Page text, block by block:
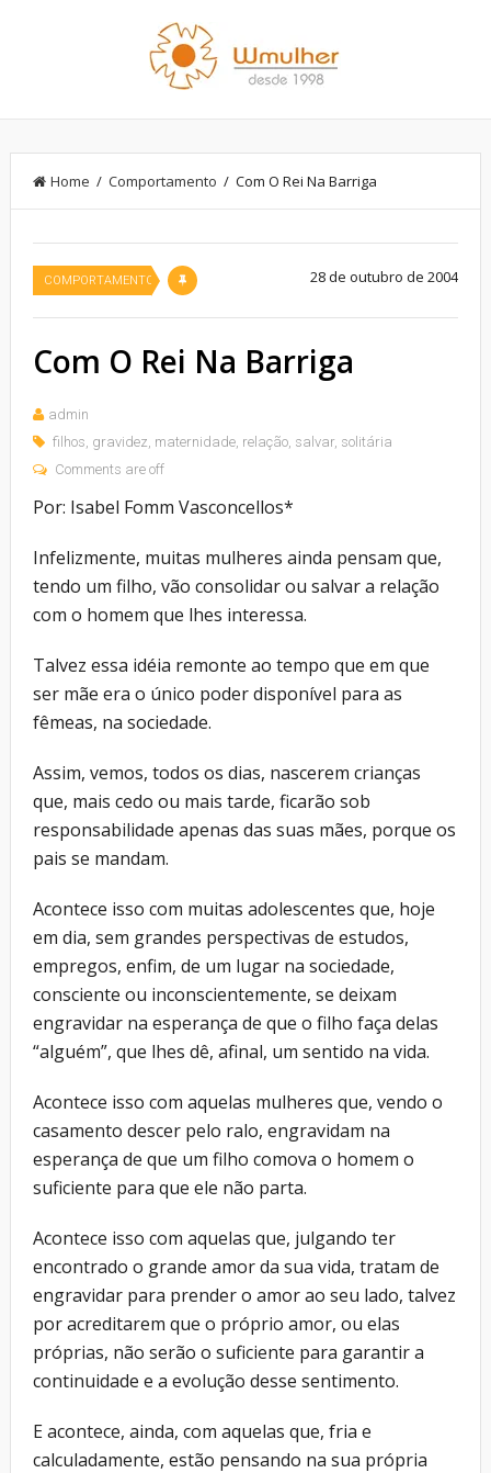
Home / Comportamento / Com O Rei Na Barriga
COMPORTAMENTO 28 de outubro de 2004
Com O Rei Na Barriga
admin
filhos, gravidez, maternidade, relação, salvar, solitária
Comments are off
Por: Isabel Fomm Vasconcellos*
Infelizmente, muitas mulheres ainda pensam que,
tendo um filho, vão consolidar ou salvar a relação
com o homem que lhes interessa.
Talvez essa idéia remonte ao tempo que em que
ser mãe era o único poder disponível para as
fêmeas, na sociedade.
Assim, vemos, todos os dias, nascerem crianças
que, mais cedo ou mais tarde, ficarão sob
responsabilidade apenas das suas mães, porque os
pais se mandam.
Acontece isso com muitas adolescentes que, hoje
em dia, sem grandes perspectivas de estudos,
empregos, enfim, de um lugar na sociedade,
consciente ou inconscientemente, se deixam
engravidar na esperança de que o filho faça delas
“alguém”, que lhes dê, afinal, um sentido na vida.
Acontece isso com aquelas mulheres que, vendo o
casamento descer pelo ralo, engravidam na
esperança de que um filho comova o homem o
suficiente para que ele não parta.
Acontece isso com aquelas que, julgando ter
encontrado o grande amor da sua vida, tratam de
engravidar para prender o amor ao seu lado, talvez
por acreditarem que o próprio amor, ou elas
próprias, não serão o suficiente para garantir a
continuidade e a evolução desse sentimento.
E acontece, ainda, com aquelas que, fria e
calculadamente, estão pensando na sua própria